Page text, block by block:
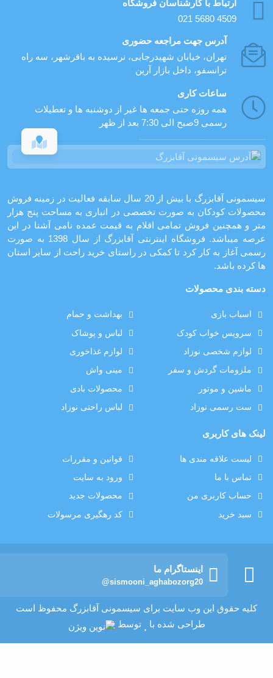
ارتباط با کارشناسان فروشگاه
021 5680 4509
آدرس جهت مراجعه حضوری
تهران، خيابان شهيدرجايى، نرسیده به باقرشهر، سه راه
ترانسفو، داخل بازار آرین
ساعات کاری
همه روزه حتی جمعه ها غیر از دوشنبه ها و تعطیلات
رسمی 9صبح الی 7:30 بعد از ظهر
سیسمونی آقابزرگ با بیش از 20 سال سابقه فعالیت در زمینه فروش
محصولات کودکان به صورت تخصصی در انباری به مساحت پنج هزار
متر و همچنین فروش تمامی اقلام به قیمت عمده نامی آشنا در این
عرصه میباشد. فروشگاه اینترنتی آقابزرگ از سال 1398 به صورت
رسمی آغاز به کار کرد تا کمکی در راستای خرید راحت از سایر استان
ها کرده باشد.
دسته بندی محصولات
اسباب بازی بهداشت و حمام
سرویس خواب کودک لباس و پوشاک
لوازم شخصی نوزاد لوازم غذاخوری
ملزومات گردش و سفر مینی واش
ماشین و موتور محصولات بادی
ست رسمی نوزاد لباس راحتی نوزاد
لینک های کاربری
لیست علاقه مندی ها قوانین و مقررات
تماس با ما ورود به سایت
حساب کاربری من محصولات جدید
سبد خرید کد رهگیری مرسولات
کلیه حقوق این وب سایت برای سیسمونی آقابزرگ محفوظ است
طراحی شده با
توسط
اینستاگرام ما
@sismooni_aghabozorg20